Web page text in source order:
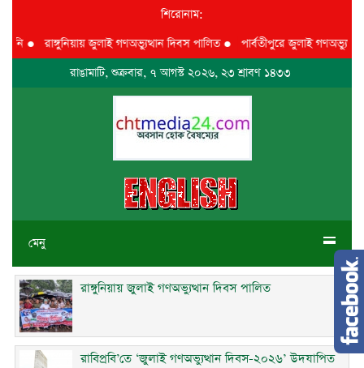
শিরোনাম:
●রাঙ্গুনিয়ায় জুলাই গণঅভ্যুত্থান দিবস পালিত●পার্বতীপুরে জুলাই গণঅভ্যুত্থান
রাঙামাটি, শুক্রবার, ৭ আগস্ট ২০২৬, ২৩ শ্রাবণ ১৪৩৩
মেনু
রাঙ্গুনিয়ায় জুলাই গণঅভ্যুত্থান দিবস পালিত
রাবিপ্রবি’তে ‘জুলাই গণঅভ্যুত্থান দিবস-২০২৬’ উদযাপিত